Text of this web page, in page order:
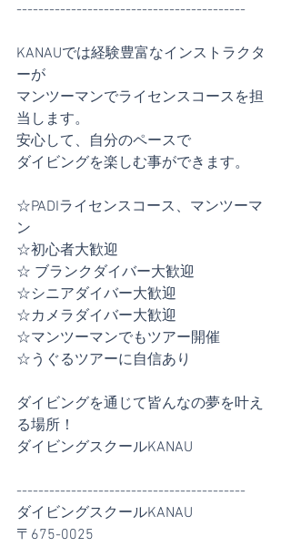
------------------------------------------
KANAUでは経験豊富なインストラクタ
ーが
マンツーマンでライセンスコースを担
当します。
安心して、自分のペースで
ダイビングを楽しむ事ができます。
☆PADIライセンスコース、マンツーマ
ン
☆初心者大歓迎
☆ ブランクダイバー大歓迎
☆シニアダイバー大歓迎
☆カメラダイバー大歓迎
☆マンツーマンでもツアー開催
☆うぐるツアーに自信あり
ダイビングを通じて皆んなの夢を叶え
る場所！
ダイビングスクールKANAU
------------------------------------------
ダイビングスクールKANAU
〒675-0025